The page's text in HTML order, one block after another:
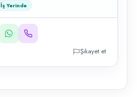
İş Yerinde
Şikayet et